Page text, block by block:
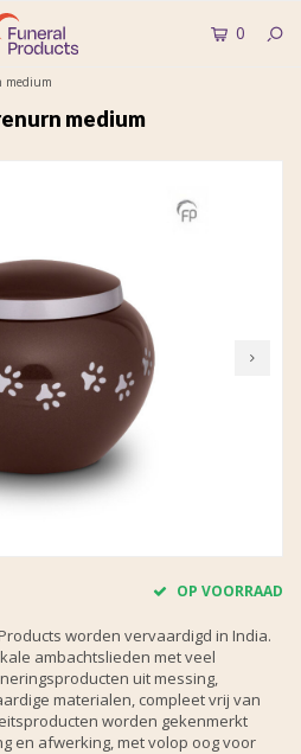
0
medium
medium
OP VOORRAAD
worden vervaardigd in India.
ambachtslieden met veel
uit messing,
materialen, compleet vrij van
worden gekenmerkt
en afwerking, met volop oog voor